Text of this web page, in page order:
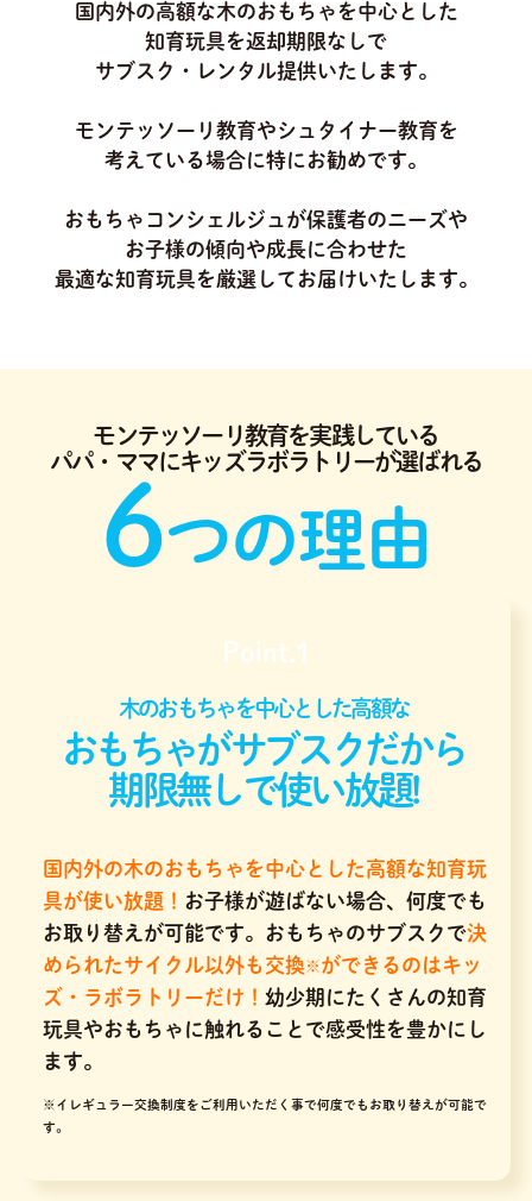
国内外の高額な木のおもちゃを中心とした
知育玩具を返却期限なしで
サブスク・レンタル提供いたします。
モンテッソーリ教育やシュタイナー教育を
考えている場合に特にお勧めです。
おもちゃコンシェルジュが保護者のニーズや
お子様の傾向や成長に合わせた
最適な知育玩具を厳選してお届けいたします。
モンテッソーリ教育を実践している
パパ・ママにキッズラボラトリーが選ばれる
6つの理由
Point.1
木のおもちゃを中心とした高額な
おもちゃがサブスクだから
期限無しで使い放題!
国内外の木のおもちゃを中心とした高額な知育玩
具が使い放題！ お子様が遊ばない場合、何度でも
お取り替えが可能です。おもちゃのサブスクで決
められたサイクル以外も交換※ ができるのはキッ
ズ・ラボラトリーだけ！ 幼少期にたくさんの知育
玩具やおもちゃに触れることで感受性を豊かにし
ます。
※イレギュラー交換制度をご利用いただく事で何度でもお取り替えが可能で
す。